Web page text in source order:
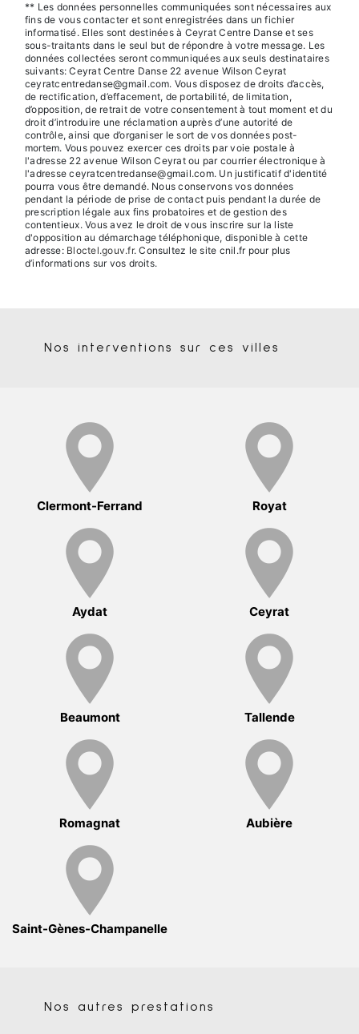
** Les données personnelles communiquées sont nécessaires aux
fins de vous contacter et sont enregistrées dans un fichier
informatisé. Elles sont destinées à Ceyrat Centre Danse et ses
sous-traitants dans le seul but de répondre à votre message. Les
données collectées seront communiquées aux seuls destinataires
suivants: Ceyrat Centre Danse 22 avenue Wilson Ceyrat
ceyratcentredanse@gmail.com. Vous disposez de droits d’accès,
de rectification, d’effacement, de portabilité, de limitation,
d’opposition, de retrait de votre consentement à tout moment et du
droit d’introduire une réclamation auprès d’une autorité de
contrôle, ainsi que d’organiser le sort de vos données post-
mortem. Vous pouvez exercer ces droits par voie postale à
l'adresse 22 avenue Wilson Ceyrat ou par courrier électronique à
l'adresse ceyratcentredanse@gmail.com. Un justificatif d'identité
pourra vous être demandé. Nous conservons vos données
pendant la période de prise de contact puis pendant la durée de
prescription légale aux fins probatoires et de gestion des
contentieux. Vous avez le droit de vous inscrire sur la liste
d'opposition au démarchage téléphonique, disponible à cette
adresse: Bloctel.gouv.fr. Consultez le site cnil.fr pour plus
d’informations sur vos droits.
Nos interventions sur ces villes
Clermont-Ferrand Royat
Aydat Ceyrat
Beaumont Tallende
Romagnat Aubière
Saint-Gènes-Champanelle
Nos autres prestations